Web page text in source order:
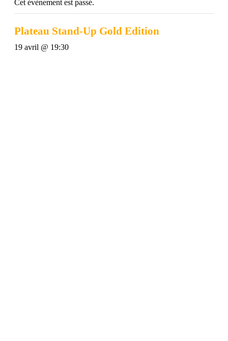
Cet évènement est passé.
Plateau Stand-Up Gold Edition
19 avril @ 19:30